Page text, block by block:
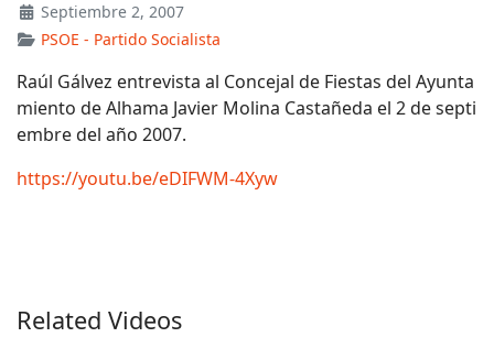
Septiembre 2, 2007
PSOE - Partido Socialista
Raúl Gálvez entrevista al Concejal de Fiestas del Ayunta
miento de Alhama Javier Molina Castañeda el 2 de septi
embre del año 2007.
https://youtu.be/eDIFWM-4Xyw
Related Videos